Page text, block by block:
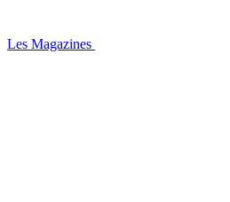
Les Magazines